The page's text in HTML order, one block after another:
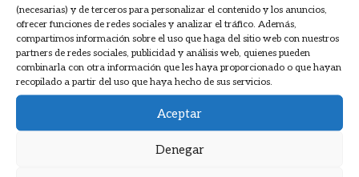
(necesarias) y de terceros para personalizar el contenido y los anuncios,
ofrecer funciones de redes sociales y analizar el tráfico. Además,
compartimos información sobre el uso que haga del sitio web con nuestros
partners de redes sociales, publicidad y análisis web, quienes pueden
combinarla con otra información que les haya proporcionado o que hayan
recopilado a partir del uso que haya hecho de sus servicios.
Aceptar
Denegar
REVISTA PAN OTOÑO 2020 N.10
15,00€
AÑADIR A LA CESTA